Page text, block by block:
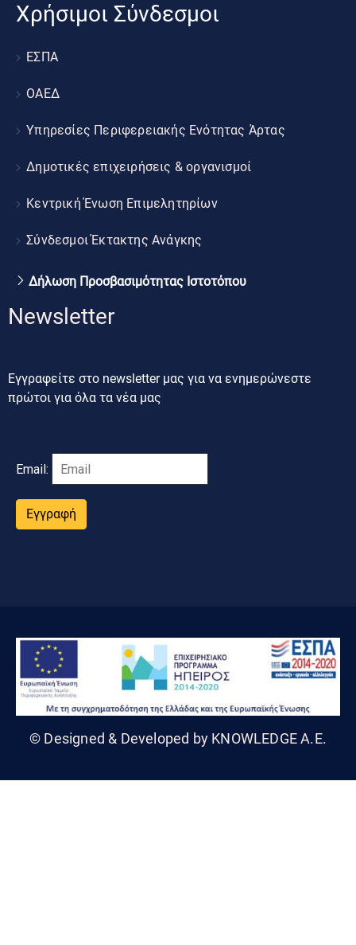
Χρήσιμοι Σύνδεσμοι
ΕΣΠΑ
ΟΑΕΔ
Υπηρεσίες Περιφερειακής Ενότητας Άρτας
Δημοτικές επιχειρήσεις & οργανισμοί
Κεντρική Ένωση Επιμελητηρίων
Σύνδεσμοι Έκτακτης Ανάγκης
Δήλωση Προσβασιμότητας Ιστοτόπου
Newsletter
Εγγραφείτε στο newsletter μας για να ενημερώνεστε
πρώτοι για όλα τα νέα μας
Email:
Εγγραφή
© Designed & Developed by KNOWLEDGE A.E.